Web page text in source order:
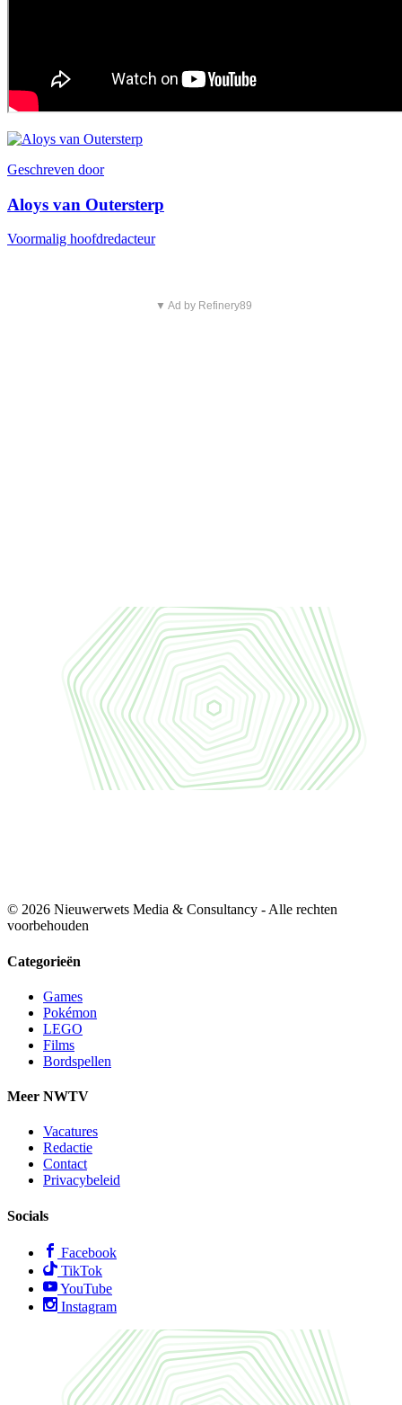
Geschreven door
Aloys van Outersterp
Voormalig hoofdredacteur
▼ Ad by Refinery89
© 2026 Nieuwerwets Media & Consultancy - Alle rechten
voorbehouden
Categorieën
Games
Pokémon
LEGO
Films
Bordspellen
Meer NWTV
Vacatures
Redactie
Contact
Privacybeleid
Socials
Facebook
TikTok
YouTube
Instagram